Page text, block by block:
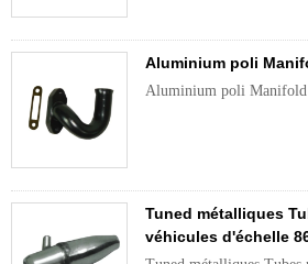
Aluminium poli
Aluminium poli Manifold
Tuned métalliques
véhicules d'échelle